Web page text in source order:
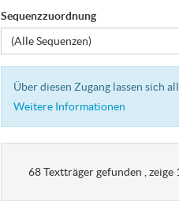
Sequenzzuordnung
(Alle Sequenzen)
Über diesen Zugang lassen sich
Weitere Informationen
68 Textträger gefunden , zeige